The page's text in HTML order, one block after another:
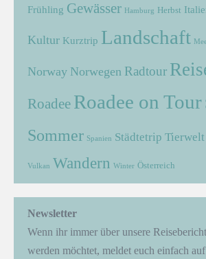
Frühling Gewässer Hamburg Herbst
Kultur Kurztrip Landschaft
Norway Norwegen Radtour
Roadee Roadee on Tour
Sommer Spanien Städtetrip Tierwelt
Vulkan Wandern Winter Österreich
Newsletter
Wenn ihr immer über unsere
werden möchtet, meldet euch einfach